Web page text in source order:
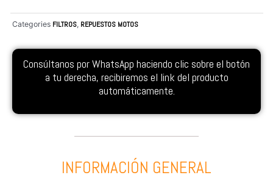
Categories FILTROS, REPUESTOS MOTOS
Consúltanos por WhatsApp haciendo clic sobre el botón
a tu derecha, recibiremos el link del producto
automáticamente.
INFORMACIÓN GENERAL